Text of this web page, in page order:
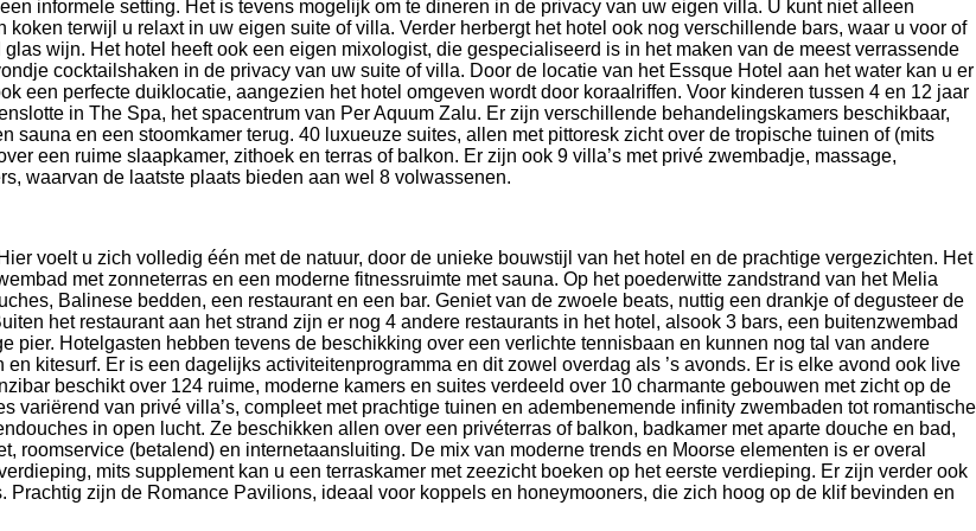
informele setting. Het is tevens mogelijk om te dineren in de privacy van uw eigen villa. U kunt niet alleen
terwijl u relaxt in uw eigen suite of villa. Verder herbergt het hotel ook nog verschillende bars, waar u voor of
wijn. Het hotel heeft ook een eigen mixologist, die gespecialiseerd is in het maken van de meest verrassende
cocktailshaken in de privacy van uw suite of villa. Door de locatie van het Essque Hotel aan het water kan u er
een perfecte duiklocatie, aangezien het hotel omgeven wordt door koraalriffen. Voor kinderen tussen 4 en 12 jaar
in The Spa, het spacentrum van Per Aquum Zalu. Er zijn verschillende behandelingskamers beschikbaar,
en een stoomkamer terug. 40 luxueuze suites, allen met pittoresk zicht over de tropische tuinen of (mits
een ruime slaapkamer, zithoek en terras of balkon. Er zijn ook 9 villa’s met privé zwembadje, massage,
waarvan de laatste plaats bieden aan wel 8 volwassenen.
voelt u zich volledig één met de natuur, door de unieke bouwstijl van het hotel en de prachtige vergezichten. Het
met zonneterras en een moderne fitnessruimte met sauna. Op het poederwitte zandstrand van het Melia
Balinese bedden, een restaurant en een bar. Geniet van de zwoele beats, nuttig een drankje of degusteer de
het restaurant aan het strand zijn er nog 4 andere restaurants in het hotel, alsook 3 bars, een buitenzwembad
pier. Hotelgasten hebben tevens de beschikking over een verlichte tennisbaan en kunnen nog tal van andere
kitesurf. Er is een dagelijks activiteitenprogramma en dit zowel overdag als ’s avonds. Er is elke avond ook live
beschikt over 124 ruime, moderne kamers en suites verdeeld over 10 charmante gebouwen met zicht op de
van privé villa’s, compleet met prachtige tuinen en adembenemende infinity zwembaden tot romantische
in open lucht. Ze beschikken allen over een privéterras of balkon, badkamer met aparte douche en bad,
roomservice (betalend) en internetaansluiting. De mix van moderne trends en Moorse elementen is er overal
mits supplement kan u een terraskamer met zeezicht boeken op het eerste verdieping. Er zijn verder ook
zijn de Romance Pavilions, ideaal voor koppels en honeymooners, die zich hoog op de klif bevinden en